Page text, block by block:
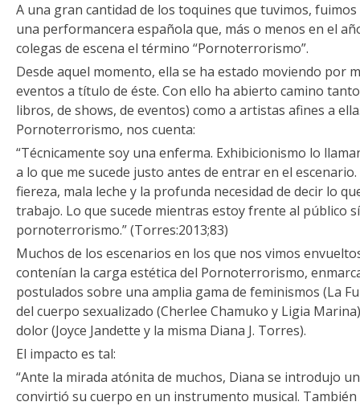
A una gran cantidad de los toquines que tuvimos,
una performancera española que, más o menos en el
colegas de escena el término “Pornoterrorismo”.
Desde aquel momento, ella se ha estado moviendo por
eventos a título de éste. Con ello ha abierto camino
libros, de shows, de eventos) como a artistas afines a
Pornoterrorismo, nos cuenta:
“Técnicamente soy una enferma. Exhibicionismo lo
a lo que me sucede justo antes de entrar en el
fiereza, mala leche y la profunda necesidad de decir lo
trabajo. Lo que sucede mientras estoy frente al público
pornoterrorismo.” (Torres:2013;83)
Muchos de los escenarios en los que nos vimos
contenían la carga estética del Pornoterrorismo,
postulados sobre una amplia gama de feminismos (La
del cuerpo sexualizado (Cherlee Chamuko y Ligia
dolor (Joyce Jandette y la misma Diana J. Torres).
El impacto es tal:
“Ante la mirada atónita de muchos, Diana se introdujo
convirtió su cuerpo en un instrumento musical.